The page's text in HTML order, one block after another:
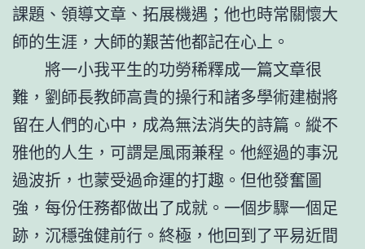
課題、領導文章、拓展機遇；他也時常關懷大
師的生涯，大師的艱苦他都記在心上。
將一小我平生的功勞稀釋成一篇文章很
難，劉師長教師高貴的操行和諸多學術建樹將
留在人們的心中，成為無法消失的詩篇。縱不
雅他的人生，可謂是風雨兼程。他經過的事況
過波折，也蒙受過命運的打趣。但他發奮圖
強，每份任務都做出了成就。一個步驟一個足
跡，沉穩強健前行。終極，他回到了平易近間